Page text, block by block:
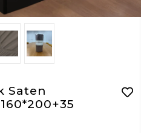
Saten